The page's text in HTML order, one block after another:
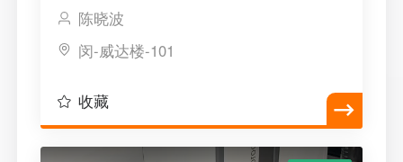
陈晓波
闵-威达楼-101
收藏